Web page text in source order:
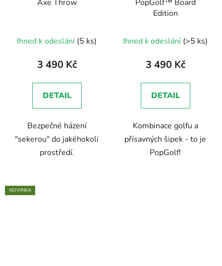
Axe Throw
Ihned k odeslání (5 ks)
3 490 Kč
DETAIL
Bezpečné házení
"sekerou" do jakéhokoli
prostředí.
PopGolf™ Board
Edition
hodnocení
produktu
5,0
z
hvězdiček.
Ihned k odeslání (>5 ks)
3 490 Kč
DETAIL
Kombinace golfu a
přísavných šipek - to je
PopGolf!
NOVINKA